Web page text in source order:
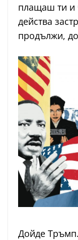
плащаш ти и
действа
продължи,
Дойде